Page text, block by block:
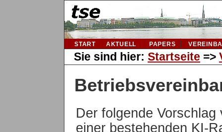
START AKTUELL PAPERS
Sie sind hier: Startseite =>
Der folgende
einer bestehenden KI-